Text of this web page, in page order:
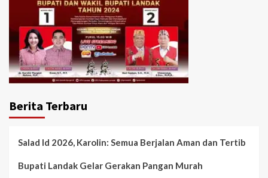
Berita Terbaru
Salad Id 2026, Karolin: Semua Berjalan Aman dan Tertib
Bupati Landak Gelar Gerakan Pangan Murah